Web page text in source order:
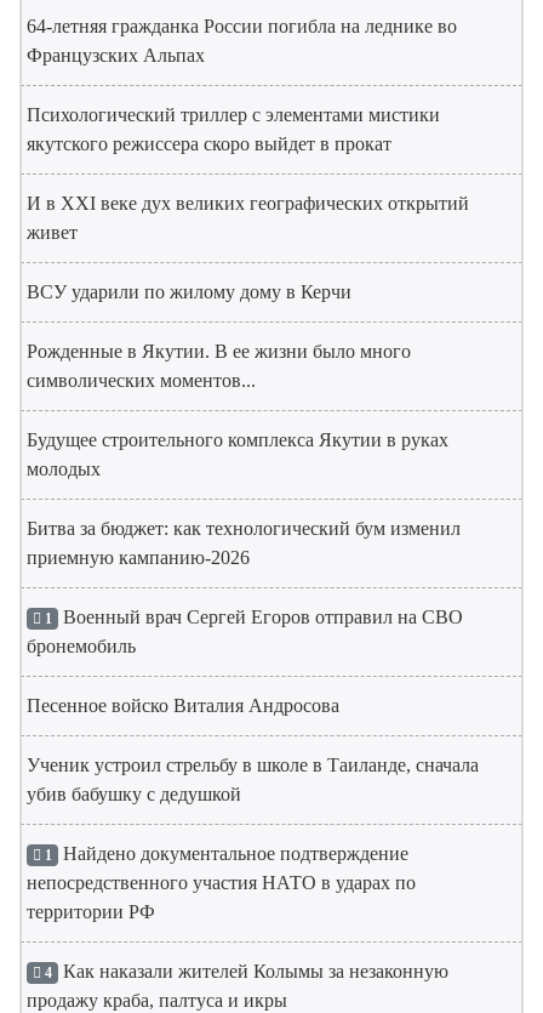
64-летняя гражданка России погибла на леднике во
Французских Альпах
Психологический триллер с элементами мистики
якутского режиссера скоро выйдет в прокат
И в XXI веке дух великих географических открытий
живет
ВСУ ударили по жилому дому в Керчи
Рожденные в Якутии. В ее жизни было много
символических моментов...
Будущее строительного комплекса Якутии в руках
молодых
Битва за бюджет: как технологический бум изменил
приемную кампанию-2026
1 Военный врач Сергей Егоров отправил на СВО
бронемобиль
Песенное войско Виталия Андросова
Ученик устроил стрельбу в школе в Таиланде, сначала
убив бабушку с дедушкой
1 Найдено документальное подтверждение
непосредственного участия НАТО в ударах по
территории РФ
4 Как наказали жителей Колымы за незаконную
продажу краба, палтуса и икры